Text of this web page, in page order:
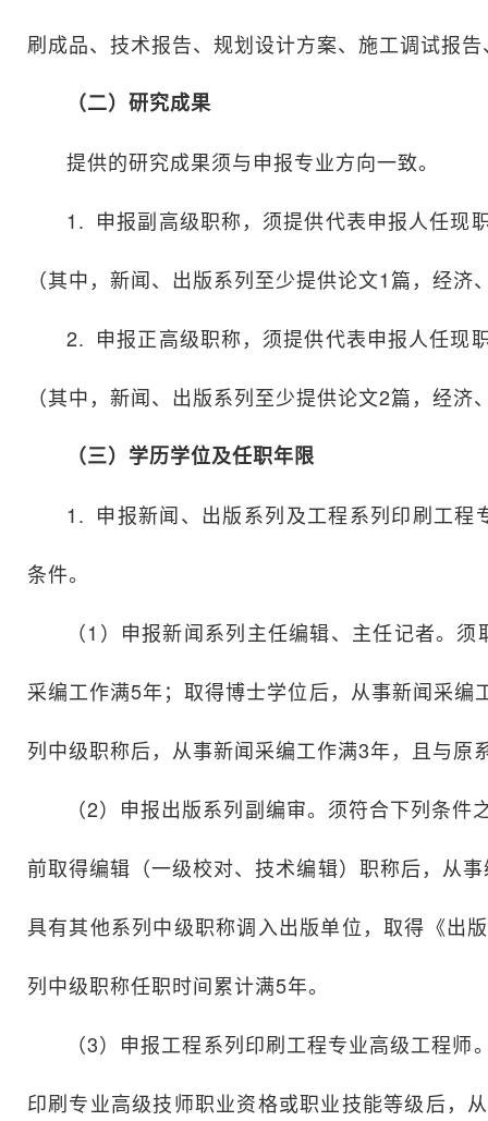
刷成品、技术报告、规划设计方案、施工调试报
（二）研究成果
提供的研究成果须与申报专业方向一致。
1. 申报副高级职称，须提供代表申报人任现
（其中，新闻、出版系列至少提供论文1篇，经
2. 申报正高级职称，须提供代表申报人任现
（其中，新闻、出版系列至少提供论文2篇，经
（三）学历学位及任职年限
1. 申报新闻、出版系列及工程系列印刷工程
条件。
（1）申报新闻系列主任编辑、主任记者。
采编工作满5年；取得博士学位后，从事新闻采
列中级职称后，从事新闻采编工作满3年，且与原
（2）申报出版系列副编审。须符合下列条
前取得编辑（一级校对、技术编辑）职称后，从
具有其他系列中级职称调入出版单位，取得《出
列中级职称任职时间累计满5年。
（3）申报工程系列印刷工程专业高级工程
印刷专业高级技师职业资格或职业技能等级后，